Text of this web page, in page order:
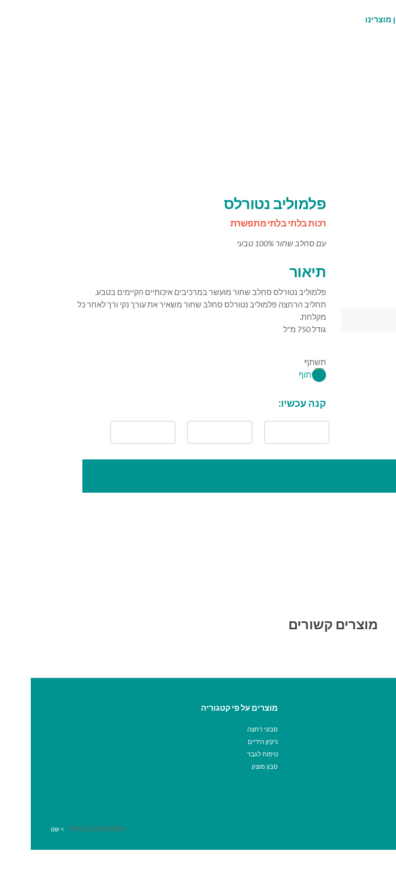
מוצרינו
פלמוליב נטורלס
רכות בלתי בלתי מתפשרת
עם סחלב שחור 100% טבעי
תיאור
פלמוליב נטורלס סחלב שחור מועשר במרכיבים איכותיים הקיימים בטבע.
תחליב הרחצה פלמוליב נטורלס סחלב שחור משאיר את עורך נקי ורך לאחר כל
מקלחת.
גודל 750 מ"ל
תשתף
קנה עכשיו:
מוצרים קשורים
מוצרים על פי קטגוריה
סבוני רחצה
ניקיון הידיים
טיפוח לגבר
סבון מוצק
אתם צופים באתר > שנו